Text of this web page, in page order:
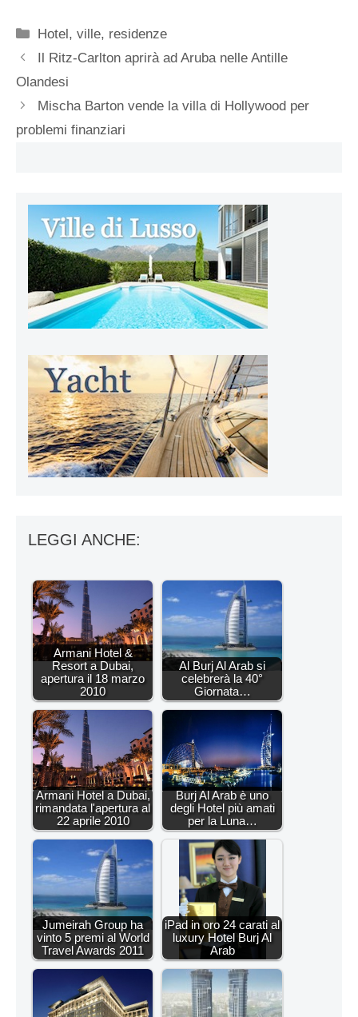
Categorie
Hotel, ville, residenze
Il Ritz-Carlton aprirà ad Aruba nelle Antille
Olandesi
Mischa Barton vende la villa di Hollywood per
problemi finanziari
LEGGI ANCHE:
Armani Hotel &
Resort a Dubai,
apertura il 18 marzo
2010
Al Burj Al Arab si
celebrerà la 40°
Giornata…
Armani Hotel a Dubai,
rimandata l'apertura al
22 aprile 2010
Burj Al Arab è uno
degli Hotel più amati
per la Luna…
Jumeirah Group ha
vinto 5 premi al World
Travel Awards 2011
iPad in oro 24 carati al
luxury Hotel Burj Al
Arab